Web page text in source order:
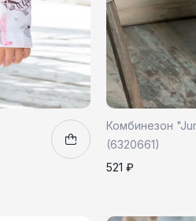
Комбинезон
(6320661)
521 ₽
62